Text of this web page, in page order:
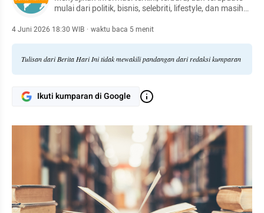
mulai dari politik, bisnis, selebriti, lifestyle, dan masih
4 Juni 2026 18:30 WIB · waktu baca 5 menit
Tulisan dari Berita Hari Ini tidak mewakili pandangan dari redaksi kumparan
Ikuti kumparan di Google